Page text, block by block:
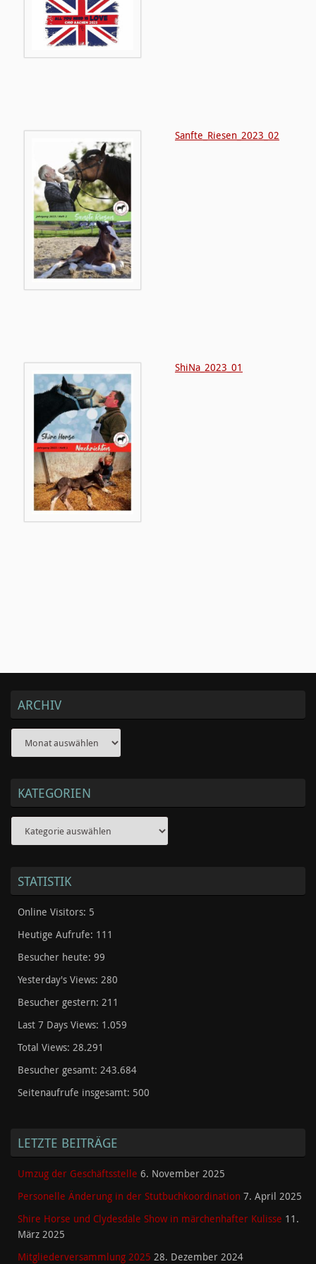
Sanfte_Riesen_2023_02
ShiNa_2023_01
ARCHIV
KATEGORIEN
STATISTIK
Online Visitors: 5
Heutige Aufrufe: 111
Besucher heute: 99
Yesterday's Views: 280
Besucher gestern: 211
Last 7 Days Views: 1.059
Total Views: 28.291
Besucher gesamt: 243.684
Seitenaufrufe insgesamt: 500
LETZTE BEITRÄGE
Umzug der Geschäftsstelle 6. November 2025
Personelle Änderung in der Stutbuchkoordination 7. April 2025
Shire Horse und Clydesdale Show in märchenhafter Kulisse 11.
März 2025
Mitgliederversammlung 2025 28. Dezember 2024